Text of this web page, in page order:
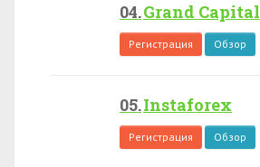
Grand Capital
Регистрация Обзор
Instaforex
Регистрация Обзор